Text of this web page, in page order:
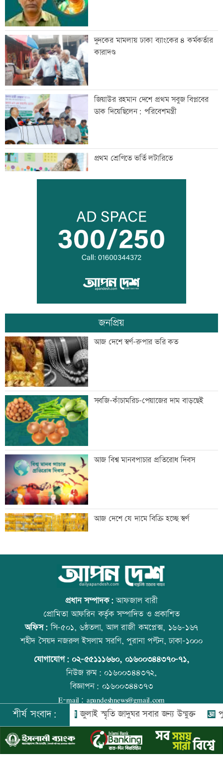
দুদকের মামলায় ঢাকা ব্যাংকের ৪ কর্মকর্তার
কারাদণ্ড
জিয়াউর রহমান দেশে প্রথম সবুজ বিপ্লবের
ডাক দিয়েছিলেন: পরিবেশমন্ত্রী
প্রথম শ্রেণিতে ভর্তি লটারিতে
মেঘনার ভাঙনরোধে জিও ব্যাগ প্রকল্পে
অনিয়ম, এলাকাবাসীর মানববন্ধন
বাংলাদেশি পাঁচ হাজার কৃষি শ্রমিক নেবে
ওমান
স্বর্ণ খাতকে আনুষ্ঠানিক কাঠামোয় আনছে
সরকার, মতামত চাইল মন্ত্রণালয়
গবেষণা-দক্ষতা উন্নয়নে বাংলাদেশ-অস্ট্রেলিয়ার
নতুন উদ্যোগ
বিমানবন্দরে বাড়ছে নিরাপত্তা, বসছে অ্যান্টি-
ড্রোন সিস্টেম
প্রশিক্ষণার্থীদের সনদ দিলো কালীগঞ্জ
পৌরসভা
শেখ হাসিনার কক্ষে ঝুলছে শহীদদের
রক্তামাখা জামা
শিশু হত্যায় দুই কিশোরের কারাদন্ড, পাবজি-
ফ্রি ফায়ার সরাতে বিটিআরসিকে নির্দেশ
জনগণের দাবি পৌঁছে দিতেই সচিবালয়ের
সামনে এসেছি: জামায়াত আমীর
গ্যাস সরবরাহ স্বাভাবিক হবে দুই-তিনদিনের
জনপ্রিয়
আজ দেশে স্বর্ণ-রুপার ভরি কত
সবজি-কাঁচামরিচ-পেয়াজের দাম বাড়ছেই
আজ বিশ্ব মানবপাচার প্রতিরোধ দিবস
আজ দেশে যে দামে বিক্রি হচ্ছে স্বর্ণ
আজ বিশ্ব বন্ধু দিবস
প্রতিমন্ত্রীকে ঘিরে ভাইরাল ভিডিওতে ছবি
জুড়ে অপপ্রচার: এলিন
বিশ্ব মাতৃদুগ্ধ দিবস আজ
আজ স্বর্ণ-রুপা যে দামে বিক্রি হচ্ছে
প্রধান সম্পাদক:আফজাল বারী
প্রোমিতা আফরিন কর্তৃক সম্পাদিত ও প্রকাশিত
অফিস:সি-৫০১, ৬ষ্ঠতলা, আল রাজী কমপ্লেক্স, ১৬৬-১৬৭
শহীদ সৈয়দ নজরুল ইসলাম সরণি, পুরানা পল্টন, ঢাকা-১০০০
যোগাযোগ: ০২-৫৫১১১৬৬০, ০১৬০০৩৪৪৩৭০-৭১,
নিউজ রুম:০১৬০০৩৪৪৩৭২,
বিজ্ঞাপন: ০১৬০০৩৪৪৩৭৩
E-mail: apandeshnews@gmail.com
©২০২৬ |আপন দেশ ডটকমকর্তৃক সর্বসত্ব ® সংরক্ষিত | উন্নয়নে
ইমিথমেকারস.কম
শীর্ষ সংবাদ:
মোতায়েন জুলাই স্মৃতি জাদুঘর সবার জন্য উন্মুক্ত পুড়ে